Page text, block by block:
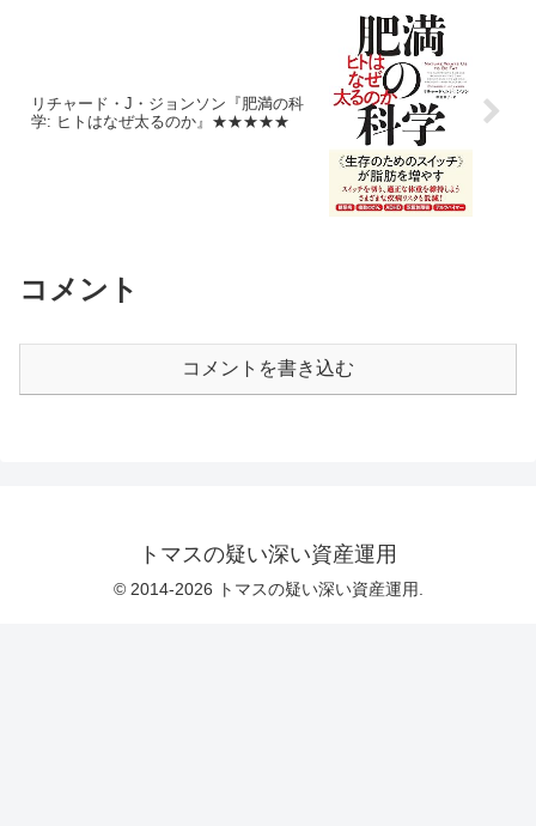
リチャード・J・ジョンソン『肥満の科
学: ヒトはなぜ太るのか』★★★★★
コメント
コメントを書き込む
トマスの疑い深い資産運用
© 2014-2026 トマスの疑い深い資産運用.